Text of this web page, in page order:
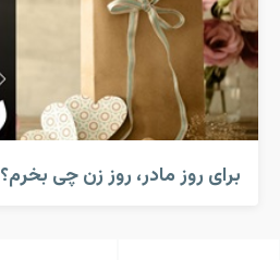
برای روز مادر، روز زن چی بخرم؟